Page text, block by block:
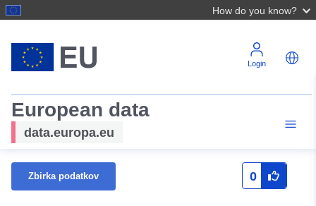
How do you know?
Login
European data
data.europa.eu
Zbirka podatkov 0